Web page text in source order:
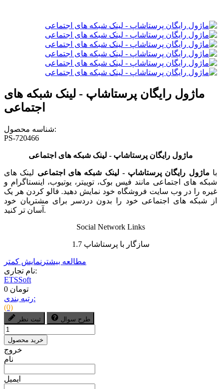
ماژول رایگان پرستاشاپ - لینک شبکه های
اجتماعی
شناسه محصول:
PS-720466
ماژول رایگان پرستاشاپ - لینک شبکه های اجتماعی
با ماژول رایگان پرستاشاپ - لینک شبکه های اجتماعی لینک های
شبکه های اجتماعی مانند فیس بوک، توییتر، یوتیوب، اینستاگرام و
غیره را در وب سایت فروشگاه خود نمایش دهید. فالو کردن هر یک
از شبکه های اجتماعی خود را بدون دردسر برای مشتریان خود
آسان تر کنید.
Social Network Links
سازگار با پرستاشاپ 1.7
مطالعه بیشتر نمایش کمتر
نام تجاری:
ETSSoft
0 تومان
رتبه بندی:
(0)
ثبت نظر طرح سوال
خرید محصول
خروج
نام
ایمیل